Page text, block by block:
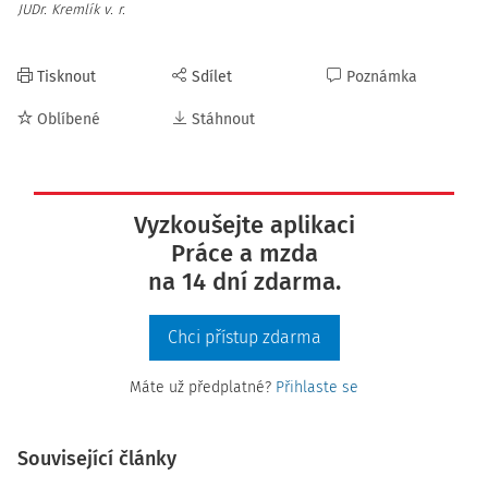
JUDr. Kremlík v. r.
Tisknout
Oblíbené
Sdílet
Stáhnout
Poznámka
Vyzkoušejte aplikaci
Práce a mzda
na 14 dní zdarma.
Chci přístup zdarma
Máte už předplatné? Přihlaste se
Související články